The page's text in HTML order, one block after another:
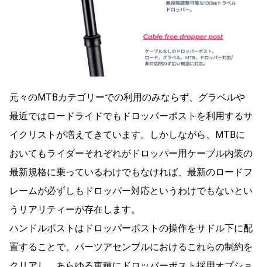
元々のMTBカテゴリーでの利用のみならず、グラベルや
最近ではロードライドでもドロッパーポストを利用するサ
イクリストが増えてきています。しかしながら、MTBに
おいてもライダーそれぞれがドロッパー用ケーブル内装の
最新規格に乗っているわけでもなければ、最新のロードフ
レームが必ずしもドロッパー対応というわけでもないとい
うリアリティーが存在します。
ハンドルポストはドロッパーポストの操作をサドル下に配
置することで、パーツアセンブルにおけるこれらの制約を